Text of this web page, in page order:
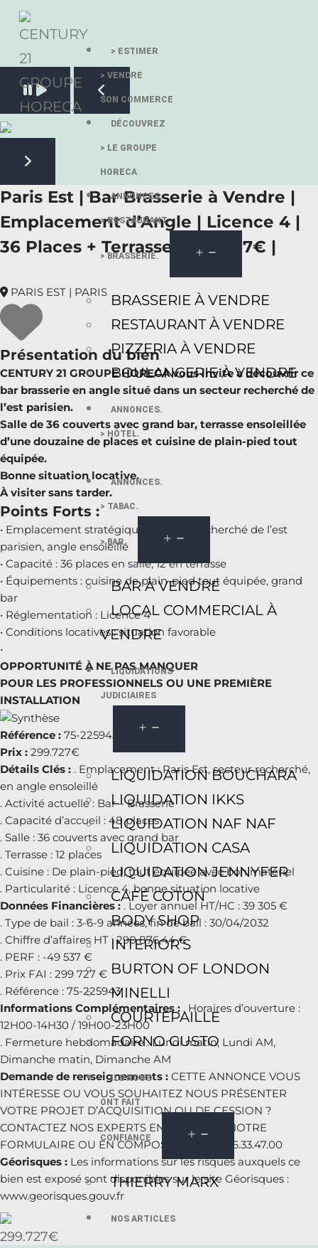
> ESTIMER
> VENDRE
SON COMMERCE
DÉCOUVREZ
> LE GROUPE
HORECA
ANNONCES.
> RESTAURANT.
> BRASSERIE.
BRASSERIE À VENDRE
RESTAURANT À VENDRE
PIZZERIA À VENDRE
BOULANGERIE À VENDRE
ANNONCES.
> HÔTEL.
ANNONCES.
> TABAC.
> BAR.
BAR À VENDRE
LOCAL COMMERCIAL À
VENDRE
LIQUIDATIONS
JUDICIAIRES
LIQUIDATION BOUCHARA
LIQUIDATION IKKS
LIQUIDATION NAF NAF
LIQUIDATION CASA
LIQUIDATION JENNYFER
CAFÉ COTON
BODY SHOP
INTERIOR’S
BURTON OF LONDON
MINELLI
COURTEPAILLE
FORNO GUSTO
ILS NOUS
ONT FAIT
CONFIANCE
THIERRY MARX
NOS ARTICLES
Pause slide rotation
Resume slide rotation
Previous slide
Next slide
Paris Est | Bar Brasserie à Vendre |
Emplacement d’Angle | Licence 4 |
36 Places + Terrasse | 299.727€ |
PARIS EST | PARIS
Présentation du bien
CENTURY 21 GROUPE HORECA vous invite à découvrir ce
bar brasserie en angle situé dans un secteur recherché de
l’est parisien.
Salle de 36 couverts avec grand bar, terrasse ensoleillée
d’une douzaine de places et cuisine de plain-pied tout
équipée.
Bonne situation locative.
À visiter sans tarder.
Points Forts :
• Emplacement stratégique : secteur recherché de l’est
parisien, angle ensoleillé
• Capacité : 36 places en salle, 12 en terrasse
• Équipements : cuisine de plain-pied tout équipée, grand
bar
• Réglementation : Licence 4
• Conditions locatives : situation favorable
•
OPPORTUNITÉ À NE PAS MANQUER
POUR LES PROFESSIONNELS OU UNE PREMIÈRE
INSTALLATION
Référence : 75-225943
Prix : 299.727€
Détails Clés : . Emplacement : Paris Est, secteur recherché,
en angle ensoleillé
. Activité actuelle : Bar – Brasserie
. Capacité d’accueil : 48 places
. Salle : 36 couverts avec grand bar
. Terrasse : 12 places
. Cuisine : De plain-pied, tout équipée avec bon matériel
. Particularité : Licence 4, bonne situation locative
Données Financières :. Loyer annuel HT/HC : 39 305 €
. Type de bail : 3-6-9 années, fin de bail : 30/04/2032
. Chiffre d’affaires HT : 290 876,44 €
. PERF : -49 537 €
. Prix FAI : 299 727 €
. Référence : 75-225943
Informations Complémentaires : . Horaires d’ouverture :
12H00-14H30 / 19H00-23H00
. Fermeture hebdomadaire : Lundi matin, Lundi AM,
Dimanche matin, Dimanche AM
Demande de renseignements : CETTE ANNONCE VOUS
INTÉRESSE OU VOUS SOUHAITEZ NOUS PRÉSENTER
VOTRE PROJET D’ACQUISITION OU DE CESSION ?
CONTACTEZ NOS EXPERTS EN UTILISANT NOTRE
FORMULAIRE OU EN COMPOSANT LE : 01.56.33.47.00
Géorisques : Les informations sur les risques auxquels ce
bien est exposé sont disponibles sur le site Géorisques :
www.georisques.gouv.fr
299.727€